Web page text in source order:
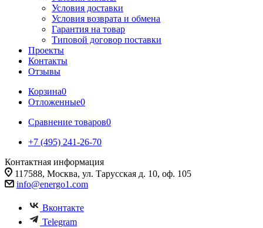
Условия доставки
Условия возврата и обмена
Гарантия на товар
Типовой договор поставки
Проекты
Контакты
Отзывы
Корзина0
Отложенные0
Сравнение товаров0
+7 (495) 241-26-70
Контактная информация
117588, Москва, ул. Тарусская д. 10, оф. 105
info@energo1.com
Вконтакте
Telegram